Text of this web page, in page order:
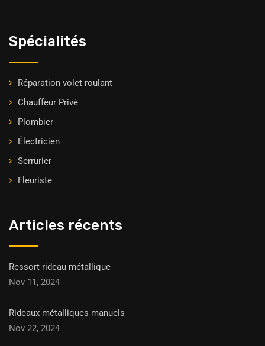
Spécialités
Réparation volet roulant
Chauffeur Privė
Plombier
Électricien
Serrurier
Fleuriste
Articles récents
Ressort rideau métallique
Nov 11, 2024
Rideaux métalliques manuels
Nov 22, 2024